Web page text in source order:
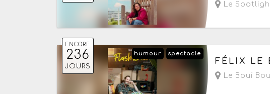
Le
ENCORE
236
JOURS
spectacle
humour
Du vendredi
FÉLIX LE
Le Boui